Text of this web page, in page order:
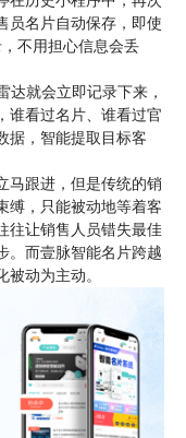
员名片自动保存，即使
不用担心信息会丢
达就会立即记录下来，
谁看过名片、谁看过官
据，智能提取目标客
马跟进，但是传统的销
缚，只能被动地等着客
往让销售人员错失最佳
。而壹脉智能名片跨越
动为主动。